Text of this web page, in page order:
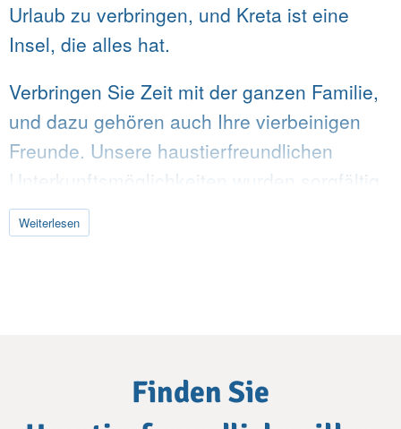
Urlaub zu verbringen, und Kreta ist eine
Insel, die alles hat.
Verbringen Sie Zeit mit der ganzen Familie,
und dazu gehören auch Ihre vierbeinigen
Freunde. Unsere haustierfreundlichen
Unterkunftsmöglichkeiten wurden sorgfältig
ausgewählt, damit Sie einen komfortablen
Aufenthalt haben und Ihre Haustiere ihren
machen, die Sie sich je vorstellen konnten.
Weiterlesen
Sie
Finden Sie